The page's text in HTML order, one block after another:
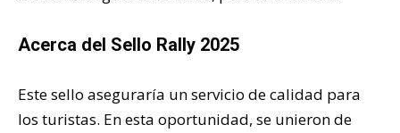
Acerca del Sello Rally 2025
Este sello aseguraría un servicio de calidad para
los turistas. En esta oportunidad, se unieron de